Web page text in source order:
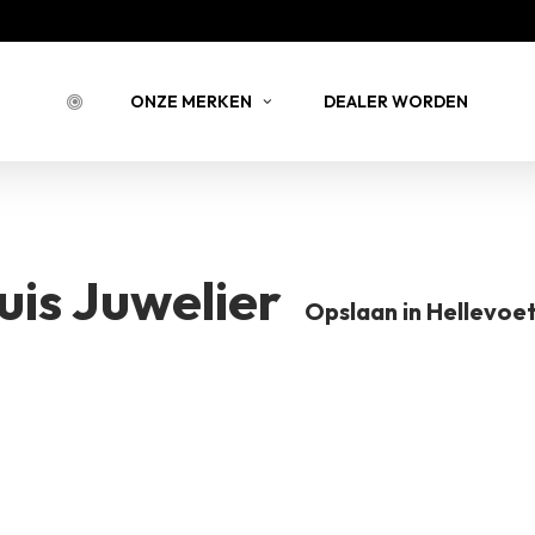
ONZE MERKEN DEALER WORDEN
Juwelier Opslaan in